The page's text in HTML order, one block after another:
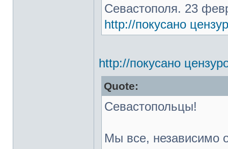
Севастополя. 23
http://покусано
http://покусано
Quote:
Севастопольцы!
Мы все, независимо